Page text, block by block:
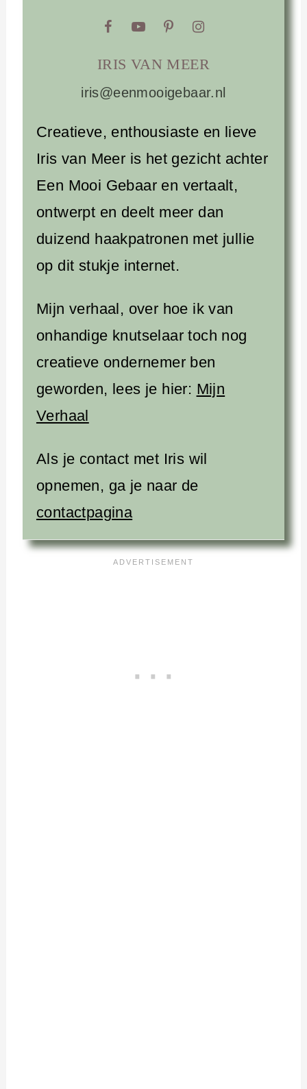
IRIS VAN MEER
iris@eenmooigebaar.nl
Creatieve, enthousiaste en lieve
Iris van Meer is het gezicht achter
Een Mooi Gebaar en vertaalt,
ontwerpt en deelt meer dan
duizend haakpatronen met jullie
op dit stukje internet.
Mijn verhaal, over hoe ik van
onhandige knutselaar toch nog
creatieve ondernemer ben
geworden, lees je hier: Mijn
Verhaal
Als je contact met Iris wil
opnemen, ga je naar de
contactpagina